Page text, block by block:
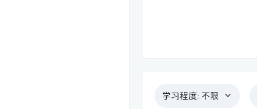
学习程度: 不限